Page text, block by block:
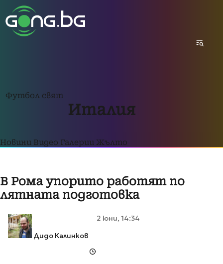
Футбол свят
Италия
Новини Видео Галерии Жълто
В Рома упорито работят по
лятната подготовка
Дидо Калинков
2 юни, 14:34